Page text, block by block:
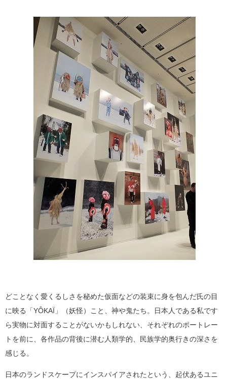
どことなく愛くるしさを秘めた仮面などの装束に身を包んだ氏の目
に映る「YÔKAÏ」（妖怪）こと、神や鬼たち。日本人である私です
ら実物に対面することがないかもしれない、それぞれのポートレー
トを前に、各作品の背後に潜む人類学的、民族学的奥行きの深さを
感じる。
日本のランドスケープにインスパイアされたという、起伏あるユニ